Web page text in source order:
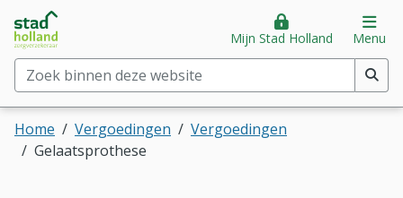
Direct naar hoofdinhoud
Direct naar hoofdmenu
Stad Holland Zorgverzekeraar
Zoek binnen deze website(min. 2 tekens)
Mijn Stad Holland Menu
Home Vergoedingen
Vergoedingen
Gelaatsprothese